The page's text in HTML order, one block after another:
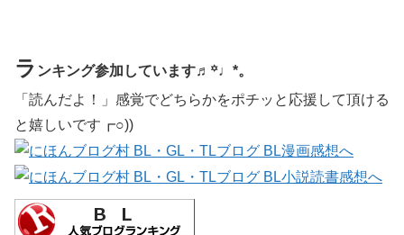
ラ ンキング参加しています♬꙳♩*。
「読んだよ！」感覚でどちらかをポチッと応援して頂ける
と嬉しいです┏○))